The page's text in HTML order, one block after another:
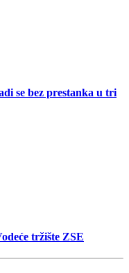
se bez prestanka u tri
tržište ZSE